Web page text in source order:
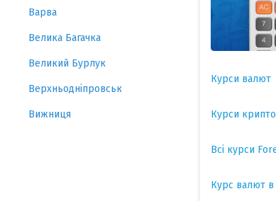
Варва
Велика Багачка
Великий Бурлук
Верхньодніпровськ
Вижниця
Курси валют
Курси
Всі курси
Курс валют в